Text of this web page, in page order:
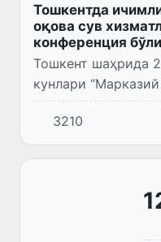
Тошкентда
оқова сув
конференция
Тошкент шаҳрида
кунлари
таъминоти ва
мавзусидаги
бошлади.
3210